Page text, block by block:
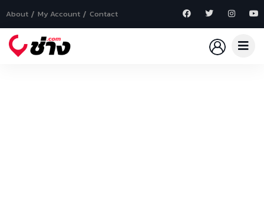
About My Account Contact